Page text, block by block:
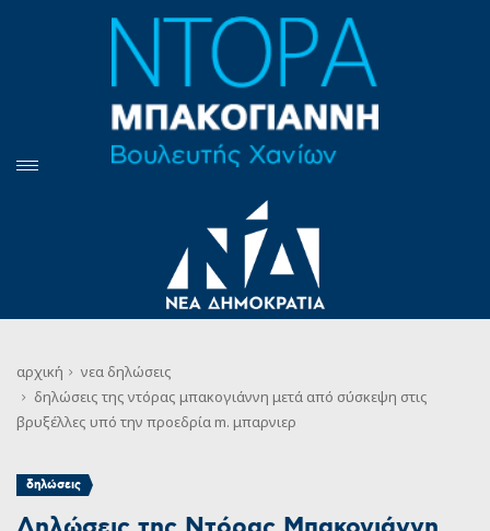
αρχική νεα δηλώσεις
δηλώσεις της ντόρας μπακογιάννη μετά από σύσκεψη στις
βρυξέλλες υπό την προεδρία m. μπαρνιερ
δηλώσεις